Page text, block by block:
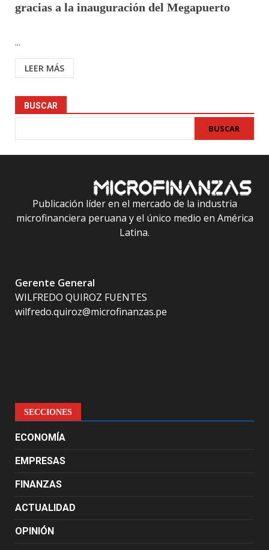
gracias a la inauguración del Megapuerto
...
LEER MÁS
BUSCAR
BUSCAR
Publicación líder en el mercado de la industria
microfinanciera peruana y el único medio en América
Latina.
Gerente General
WILFREDO QUIROZ FUENTES
wilfredo.quiroz@microfinanzas.pe
SECCIONES
ECONOMÍA
EMPRESAS
FINANZAS
ACTUALIDAD
OPINIÓN